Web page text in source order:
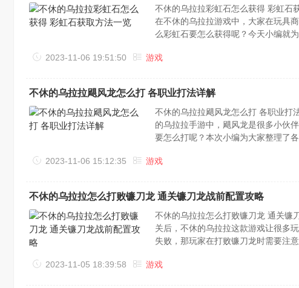
不休的乌拉拉彩虹石怎么获得 彩虹石
在不休的乌拉拉游戏中，大家在玩具
么彩虹石要怎么获得呢？今天小编就
部落，部落可供几十名玩家交流，现
2023-11-06 19:51:50 游戏
不休的乌拉拉飓风龙怎么打 各职业打法详解
不休的乌拉拉飓风龙怎么打 各职业打
的乌拉拉手游中，飓风龙是很多小伙
要怎么打呢？本次小编为大家整理了
成伤害时叠加1层，最多叠加10层，目
2023-11-06 15:12:35 游戏
不休的乌拉拉怎么打败镰刀龙 通关镰刀龙战前配置攻略
不休的乌拉拉怎么打败镰刀龙 通关镰
关后，不休的乌拉拉这款游戏让很多
失败，那玩家在打败镰刀龙时需要注
要稍微加速，战士还是挂的话可以考
2023-11-05 18:39:58 游戏